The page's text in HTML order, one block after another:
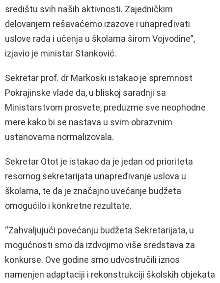
središtu svih naših aktivnosti. Zajedničkim
delovanjem rešavaćemo izazove i unapređivati
uslove rada i učenja u školama širom Vojvodine”,
izjavio je ministar Stanković.
Sekretar prof. dr Markoski istakao je spremnost
Pokrajinske vlade da, u bliskoj saradnji sa
Ministarstvom prosvete, preduzme sve neophodne
mere kako bi se nastava u svim obrazvnim
ustanovama normalizovala.
Sekretar Otot je istakao da je jedan od prioriteta
resornog sekretarijata unapređivanje uslova u
školama, te da je značajno uvećanje budžeta
omogućilo i konkretne rezultate.
“Zahvaljujući povećanju budžeta Sekretarijata, u
mogućnosti smo da izdvojimo više sredstava za
konkurse. Ove godine smo udvostručili iznos
namenjen adaptaciji i rekonstrukciji školskih objekata